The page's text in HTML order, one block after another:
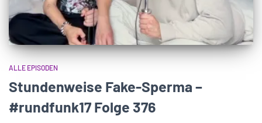
ALLE EPISODEN
Stundenweise Fake-Sperma –
#rundfunk17 Folge 376